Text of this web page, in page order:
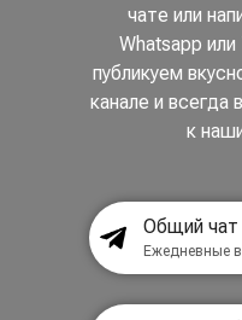
чате или
Whatsapp
публикуем
канале и всегда
к
Общий чат
Ежедневные